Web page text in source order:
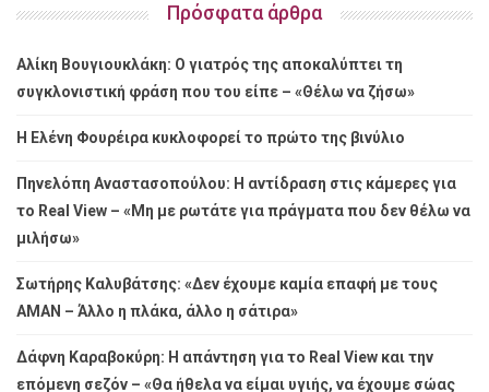
Πρόσφατα άρθρα
Αλίκη Βουγιουκλάκη: Ο γιατρός της αποκαλύπτει τη
συγκλονιστική φράση που του είπε – «Θέλω να ζήσω»
Η Ελένη Φουρέιρα κυκλοφορεί το πρώτο της βινύλιο
Πηνελόπη Αναστασοπούλου: Η αντίδραση στις κάμερες για
το Real View – «Μη με ρωτάτε για πράγματα που δεν θέλω να
μιλήσω»
Σωτήρης Καλυβάτσης: «Δεν έχουμε καμία επαφή με τους
ΑΜΑΝ – Άλλο η πλάκα, άλλο η σάτιρα»
Δάφνη Καραβοκύρη: Η απάντηση για το Real View και την
επόμενη σεζόν – «Θα ήθελα να είμαι υγιής, να έχουμε σώας